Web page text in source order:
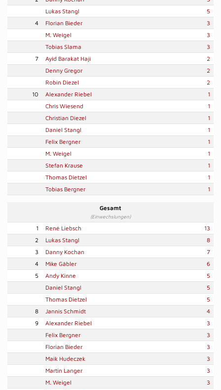
Lukas Stangl
5
4
Florian Bieder
3
M. Weigel
3
Tobias Slama
3
7
Ayid Barakat Haji
2
Denny Gregor
2
Robin Diezel
2
10
Alexander Riebel
1
Chris Wiesend
1
Christian Diezel
1
Daniel Stangl
1
Felix Bergner
1
M. Weigel
1
Stefan Krause
1
Thomas Dietzel
1
Tobias Bergner
1
Gesamt
(Einwechslungen)
1 René Liebsch
13
2
Lukas Stangl
8
3
Danny Kochan
7
4
Mike Gäbler
6
5
Andy Kinne
5
Daniel Stangl
5
Thomas Dietzel
5
8
Jannis Schmidt
4
9
Alexander Riebel
3
Felix Bergner
3
Florian Bieder
3
Maik Hudeczek
3
Martin Langer
3
M. Weigel
3